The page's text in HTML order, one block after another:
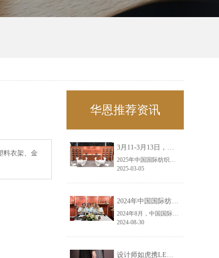
料衣架、金
华恩推荐资讯
3月11-3月13日，华恩诚邀您共赴上海面辅料春夏展——华恩
2025年中国国际纺织面料及辅料（春夏）博览会即将盛大开启！感谢您对华恩品牌的关注！3.11-3.13，杭州华恩（LEMONLEE）诚邀您共赴这场春日的宴会！
2025-03-05
2024年中国国际纺织面料及辅料（秋冬）博览会完美收官！——华恩
2024年8月，中国国际纺织面料及辅料（秋冬）博览会完美收官！作为一家拥有30年历史的专业衣架制造商，我们非常荣幸能够参与这一盛会，并在此期间与众多客户进行了广泛而深入的交流。
2024-08-30
设计师如虎携LEMONLEE红雪松礼盒荣获第六届未来·已来香港新锐当代设计奖铜奖